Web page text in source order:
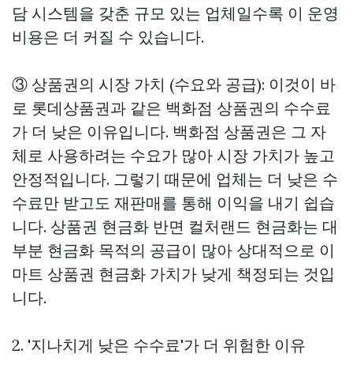
담 시스템을 갖춘 규모 있는 업체일수록 이 운영
비용은 더 커질 수 있습니다.
③ 상품권의 시장 가치 (수요와 공급): 이것이 바
로 롯데상품권과 같은 백화점 상품권의 수수료
가 더 낮은 이유입니다. 백화점 상품권은 그 자
체로 사용하려는 수요가 많아 시장 가치가 높고
안정적입니다. 그렇기 때문에 업체는 더 낮은 수
수료만 받고도 재판매를 통해 이익을 내기 쉽습
니다. 상품권 현금화 반면 컬처랜드 현금화는 대
부분 현금화 목적의 공급이 많아 상대적으로 이
마트 상품권 현금화 가치가 낮게 책정되는 것입
니다.
2. '지나치게 낮은 수수료'가 더 위험한 이유